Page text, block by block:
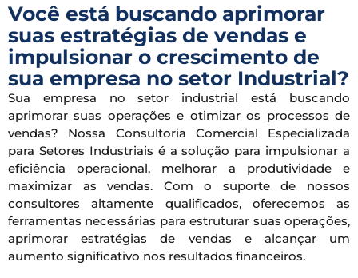
Você está buscando aprimorar
suas estratégias de vendas e
impulsionar o crescimento de
sua empresa no setor Industrial?
Sua empresa no setor industrial está buscando
aprimorar suas operações e otimizar os processos de
vendas? Nossa Consultoria Comercial Especializada
para Setores Industriais é a solução para impulsionar a
eficiência operacional, melhorar a produtividade e
maximizar as vendas. Com o suporte de nossos
consultores altamente qualificados, oferecemos as
ferramentas necessárias para estruturar suas operações,
aprimorar estratégias de vendas e alcançar um
aumento significativo nos resultados financeiros.